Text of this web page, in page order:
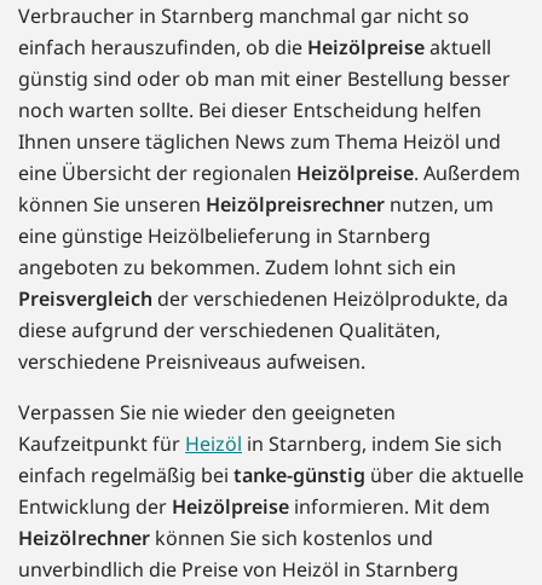
Verbraucher in Starnberg manchmal gar nicht so
einfach herauszufinden, ob die Heizölpreiseaktuell
günstig sind oder ob man mit einer Bestellung besser
noch warten sollte. Bei dieser Entscheidung helfen
Ihnen unsere täglichen News zum Thema Heizöl und
eine Übersicht der regionalen Heizölpreise. Außerdem
können Sie unseren Heizölpreisrechner nutzen, um
eine günstige Heizölbelieferung in Starnberg
angeboten zu bekommen. Zudem lohnt sich ein
Preisvergleich der verschiedenen Heizölprodukte, da
diese aufgrund der verschiedenen Qualitäten,
verschiedene Preisniveaus aufweisen.
Verpassen Sie nie wieder den geeigneten
Kaufzeitpunkt für Heizöl in Starnberg, indem Sie sich
einfach regelmäßig bei tanke-günstig über die aktuelle
Entwicklung der Heizölpreise informieren. Mit dem
Heizölrechner können Sie sich kostenlos und
unverbindlich die Preise von Heizöl in Starnberg